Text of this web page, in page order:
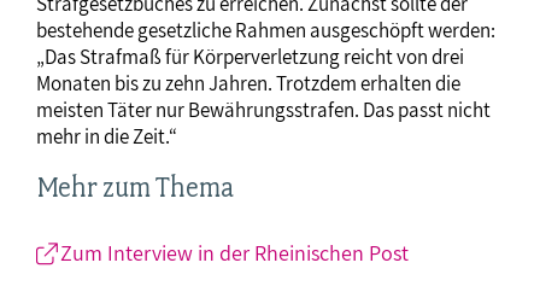
bestehende gesetzliche Rahmen ausgeschöpft werden:
„Das Strafmaß für Körperverletzung reicht von drei
Monaten bis zu zehn Jahren. Trotzdem erhalten die
meisten Täter nur Bewährungsstrafen. Das passt nicht
mehr in die Zeit.“
Mehr zum Thema
Zum Interview in der Rheinischen Post